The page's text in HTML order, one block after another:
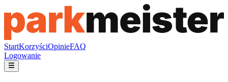
StartKorzyściOpinieFAQ
Logowanie